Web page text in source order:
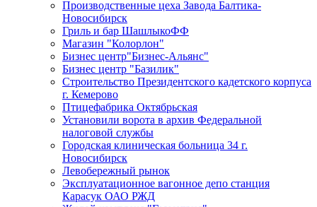
Производственные цеха Завода Балтика-
Новосибирск
Гриль и бар ШашлыкоФФ
Магазин "Колорлон"
Бизнес центр"Бизнес-Альянс"
Бизнес центр "Базилик"
Строительство Президентского кадетского корпуса
г. Кемерово
Птицефабрика Октябрьская
Установили ворота в архив Федеральной
налоговой службы
Городская клиническая больница 34 г.
Новосибирск
Левобережный рынок
Эксплуатационное вагонное депо станция
Карасук ОАО РЖД